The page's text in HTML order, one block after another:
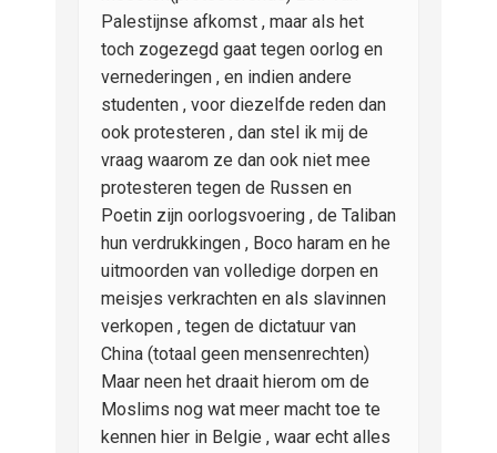
Palestijnse afkomst , maar als het
toch zogezegd gaat tegen oorlog en
vernederingen , en indien andere
studenten , voor diezelfde reden dan
ook protesteren , dan stel ik mij de
vraag waarom ze dan ook niet mee
protesteren tegen de Russen en
Poetin zijn oorlogsvoering , de Taliban
hun verdrukkingen , Boco haram en he
uitmoorden van volledige dorpen en
meisjes verkrachten en als slavinnen
verkopen , tegen de dictatuur van
China (totaal geen mensenrechten)
Maar neen het draait hierom om de
Moslims nog wat meer macht toe te
kennen hier in Belgie , waar echt alles